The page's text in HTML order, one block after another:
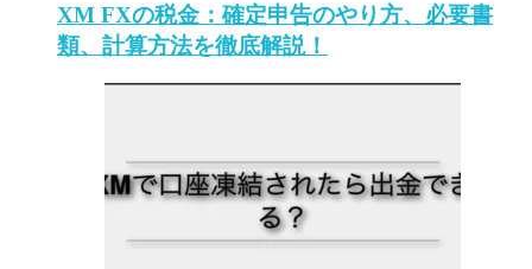
XM FXの税金：確定申告のやり方、必要書
類、計算方法を徹底解説！